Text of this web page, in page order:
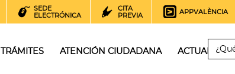
SEDE
ELECTRÓNICA
CITA
PREVIA
APPVALÈNCIA
TRÁMITES ATENCIÓN CIUDADANA ACTUALIDAD